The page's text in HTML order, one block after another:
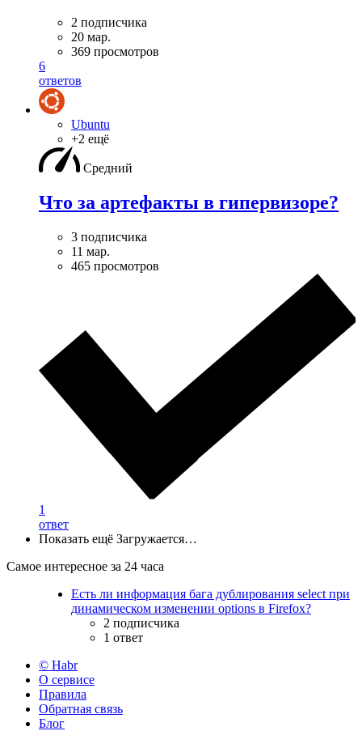
2 подписчика
20 мар.
369 просмотров
6
ответов
Ubuntu
+2 ещё
Средний
Что за артефакты в гипервизоре?
3 подписчика
11 мар.
465 просмотров
1
ответ
Показать ещё Загружается…
Самое интересное за 24 часа
Есть ли информация бага дублирования select при
динамическом изменении options в Firefox?
2 подписчика
1 ответ
© Habr
О сервисе
Правила
Обратная связь
Блог